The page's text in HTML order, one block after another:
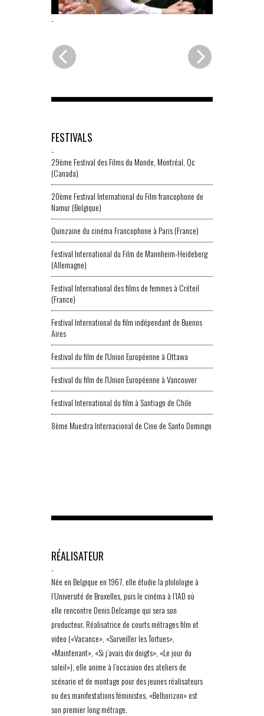
-
FESTIVALS
-
29ème Festival des Films du Monde, Montréal, Qc
(Canada)
20ème Festival International du Film francophone de
Namur (Belgique)
Quinzaine du cinéma Francophone à Paris (France)
Festival International du Film de Mannheim-Heideberg
(Allemagne)
Festival International des films de femmes à Créteil
(France)
Festival International du film indépendant de Buenos
Aires
Festival du film de l'Union Européenne à Ottawa
Festival du film de l'Union Européenne à Vancouver
Festival International du film à Santiago de Chile
8ème Muestra Internacional de Cine de Santo Domingo
RÉALISATEUR
-
Née en Belgique en 1967, elle étudie la philologie à
l’Université de Bruxelles, puis le cinéma à l’IAD où
elle rencontre Denis Delcampe qui sera son
producteur. Réalisatrice de courts métrages film et
video («Vacance», «Surveiller les Tortues»,
«Maintenant», «Si j’avais dix doigts», «Le jour du
soleil»), elle anime à l’occasion des ateliers de
scénario et de montage pour des jeunes réalisateurs
ou des manifestations féministes. «Belhorizon» est
son premier long métrage.